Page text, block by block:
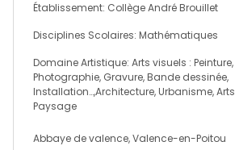
Établissement: Collège André Brouillet
Disciplines Scolaires: Mathématiques
Domaine Artistique: Arts visuels :
Photographie, Gravure, Bande dessinée,
Installation…,Architecture, Urbanisme,
Paysage
Abbaye de valence, Valence-en-Poitou